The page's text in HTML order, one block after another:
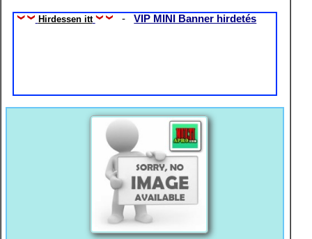
Hirdessen itt -VIP MINI Banner hirdetés